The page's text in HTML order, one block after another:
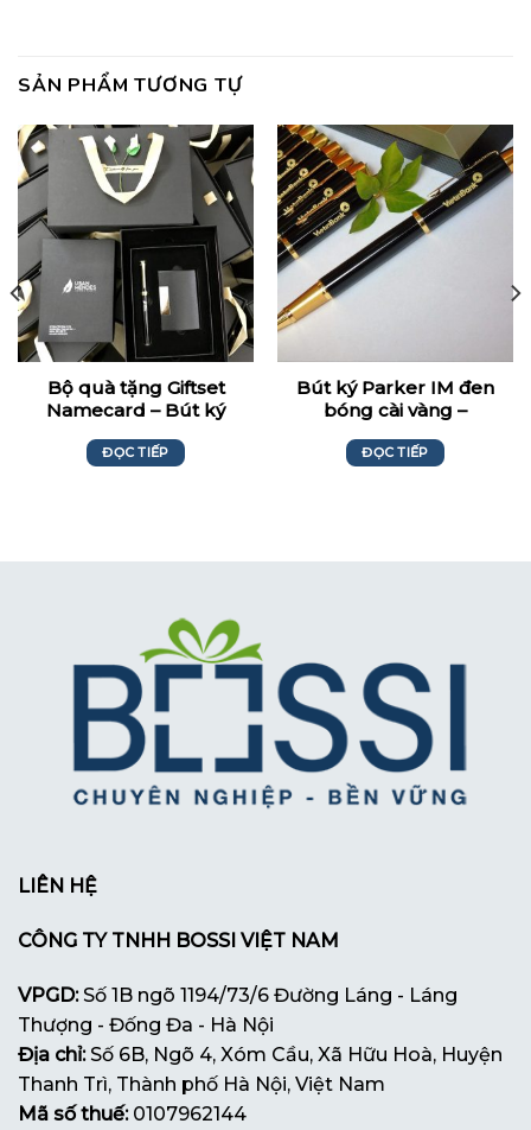
SẢN PHẨM TƯƠNG TỰ
Bộ quà tặng Giftset
Namecard – Bút ký
ĐỌC TIẾP
Bút ký Parker IM đen
bóng cài vàng –
ĐỌC TIẾP
LIÊN HỆ
CÔNG TY TNHH BOSSI VIỆT NAM
VPGD:Số 1B ngõ 1194/73/6 Đường Láng - Láng
Thượng - Đống Đa - Hà Nội
Địa chỉ:Số 6B, Ngõ 4, Xóm Cầu, Xã Hữu Hoà, Huyện
Thanh Trì, Thành phố Hà Nội, Việt Nam
Mã số thuế:0107962144